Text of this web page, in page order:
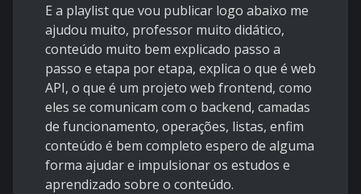
E a playlist que vou publicar logo abaixo me
ajudou muito, professor muito didático,
conteúdo muito bem explicado passo a
passo e etapa por etapa, explica o que é web
API, o que é um projeto web frontend, como
eles se comunicam com o backend, camadas
de funcionamento, operações, listas, enfim
conteúdo é bem completo espero de alguma
forma ajudar e impulsionar os estudos e
aprendizado sobre o conteúdo.